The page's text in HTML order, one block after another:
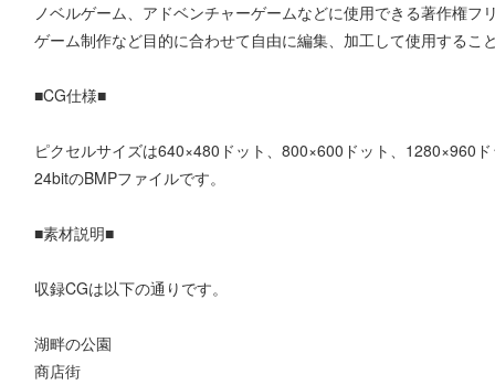
ノベルゲーム、アドベンチャーゲームなどに使用できる著作権
ゲーム制作など目的に合わせて自由に編集、加工して使用するこ
■CG仕様■
ピクセルサイズは640×480ドット、800×600ドット、1280×960
24bitのBMPファイルです。
■素材説明■
収録CGは以下の通りです。
湖畔の公園
商店街